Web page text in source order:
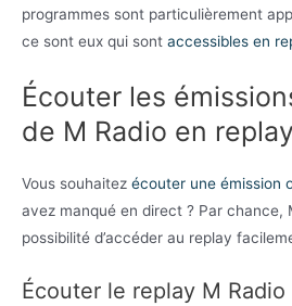
programmes sont particulièrement
ce sont eux qui sont accessibles en
Écouter les
de M Radio en replay
Vous souhaitez écouter une émission
avez manqué en direct ? Par chance,
possibilité d’accéder au replay
Écouter le replay M